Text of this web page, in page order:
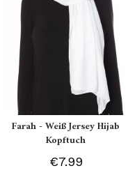
Farah - Weiß Jersey Hijab
Kopftuch
€7.99